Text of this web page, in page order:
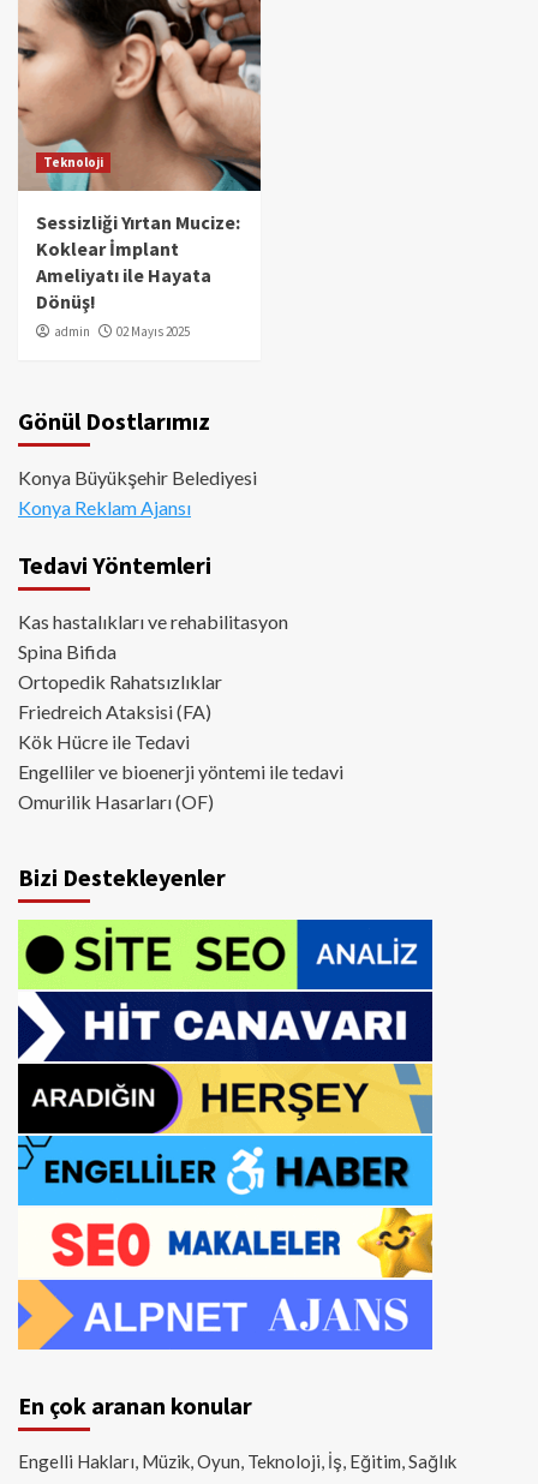
Teknoloji
Sessizliği Yırtan Mucize:
Koklear İmplant
Ameliyatı ile Hayata
Dönüş!
admin 02 Mayıs 2025
Gönül Dostlarımız
Konya Büyükşehir Belediyesi
Konya Reklam Ajansı
Tedavi Yöntemleri
Kas hastalıkları ve rehabilitasyon
Spina Bifida
Ortopedik Rahatsızlıklar
Friedreich Ataksisi (FA)
Kök Hücre ile Tedavi
Engelliler ve bioenerji yöntemi ile tedavi
Omurilik Hasarları (OF)
Bizi Destekleyenler
En çok aranan konular
Engelli Hakları, Müzik, Oyun, Teknoloji, İş, Eğitim, Sağlık